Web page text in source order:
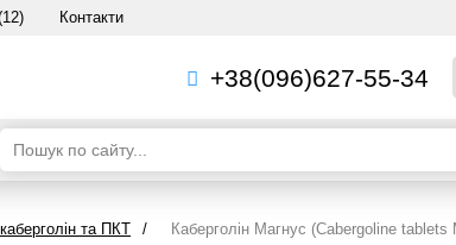
Контакти
+38(096)627-55-34
та ПКТ / Каберголін Магнус (Сabergoline tablets